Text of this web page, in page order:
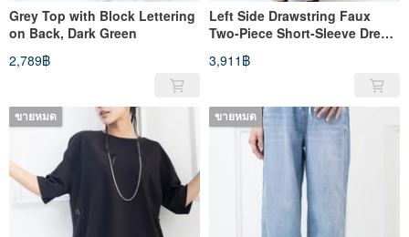
Grey Top with Block Lettering
on Back, Dark Green
2,789฿
Left Side Drawstring Faux
Two-Piece Short-Sleeve Dress,
3,911฿
ขายหมด ขายหมด